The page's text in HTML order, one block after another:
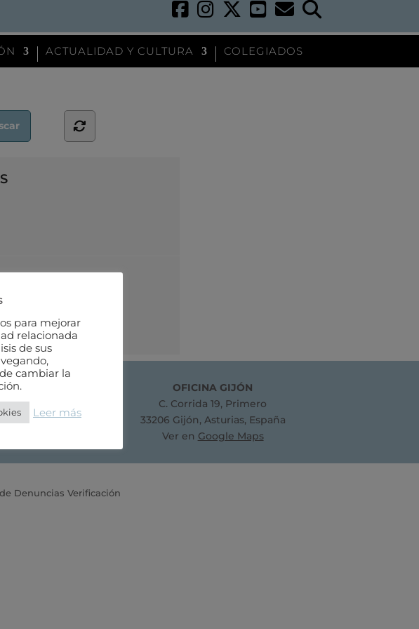
ACTUALIDAD Y CULTURA COLEGIADOS
Y...
OFICINA GIJÓN
C. Corrida 19, Primero
33206 Gijón, Asturias, España
Ver en Google Maps
Denuncias Verificación
para mejorar
relacionada
de sus
cambiar la
Leer más